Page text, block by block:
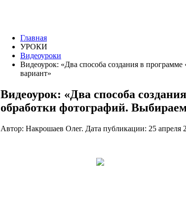
Главная
УРОКИ
Видеоуроки
Видеоурок: «Два способа создания в
вариант»
Видеоурок: «Два способа
обработки фотографий.
Автор: Накрошаев Олег. Дата публикации: 25 апреля